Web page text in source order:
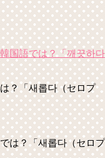
国語では？「깨끗하다
？「새롭다（セロプ